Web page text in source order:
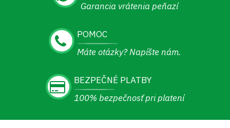
Garancia vrátenia peňazí
POMOC
Máte otázky? Napíšte nám.
BEZPEČNÉ PLATBY
100% bezpečnosť pri platení